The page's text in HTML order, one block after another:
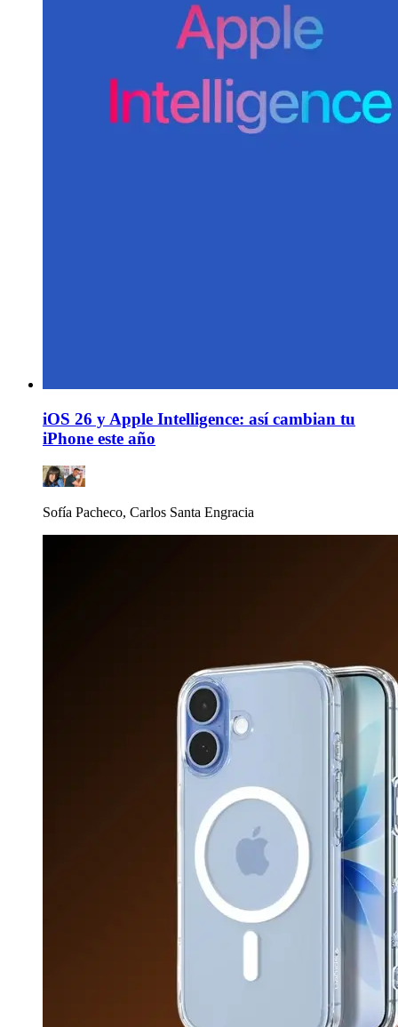
iOS 26 y Apple Intelligence: así cambian tu
iPhone este año
Sofía Pacheco, Carlos Santa Engracia